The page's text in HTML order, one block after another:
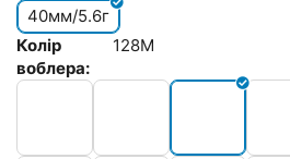
40мм/5.6г
Колір
воблера:
128M